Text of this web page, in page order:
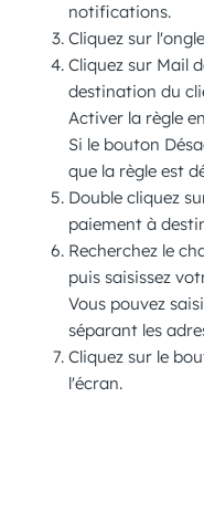
notifications.
Cliquez sur
Cliquez sur Mail
destination du
Activer la règle
Si le bouton
que la règle est
Double cliquez
paiement à
Recherchez le
puis saisissez
Vous pouvez
séparant les
Cliquez sur le
l'écran.